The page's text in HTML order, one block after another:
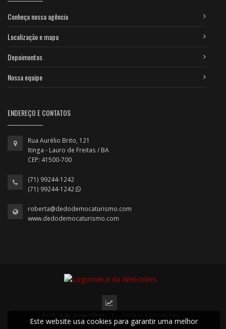
Conheça nossa agência
Localização e mapa
Depoimentos
Nossa equipe
ENDEREÇO E CONTATOS
Rua Aurélio Brito, 121
Itinga - Lauro de Freitas / BA
CEP: 41500-700
(71) 99244-1242
(71) 99244-1242
roberta@dedodemocaturismo.com
www.dedodemocaturismo.com
2022 © Todos os direitos reservados.
Este website usa cookies para garantir uma melhor